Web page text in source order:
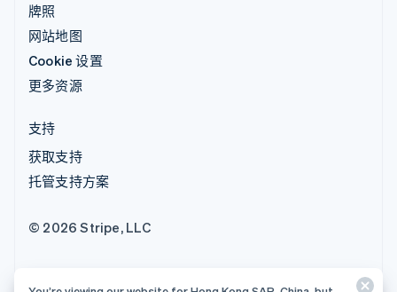
牌照
网站地图
Cookie 设置
更多资源
支持
获取支持
托管支持方案
© 2026 Stripe, LLC